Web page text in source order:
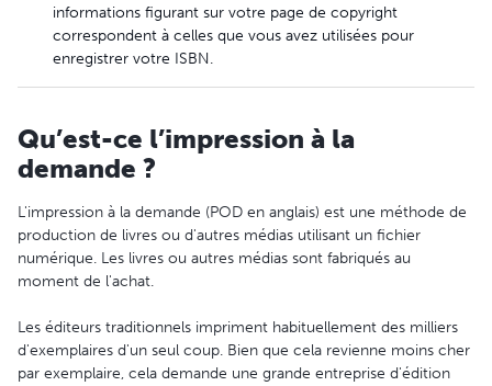
informations figurant sur votre page de copyright
correspondent à celles que vous avez utilisées pour
enregistrer votre ISBN.
Qu’est-ce l’impression à la
demande ?
L'impression à la demande (POD en anglais) est une méthode de
production de livres ou d'autres médias utilisant un fichier
numérique. Les livres ou autres médias sont fabriqués au
moment de l'achat.
Les éditeurs traditionnels impriment habituellement des milliers
d'exemplaires d'un seul coup. Bien que cela revienne moins cher
par exemplaire, cela demande une grande entreprise d'édition